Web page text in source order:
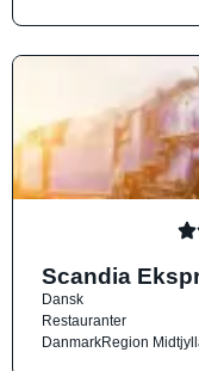
Scandia
Dansk
Restauranter
DanmarkRegion